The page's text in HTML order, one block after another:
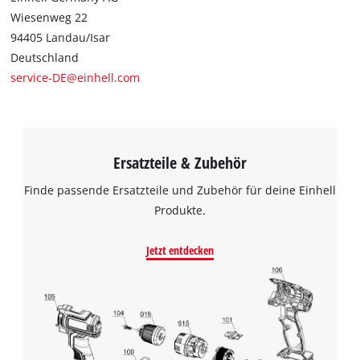
Wiesenweg 22
94405 Landau/Isar
Deutschland
service-DE@einhell.com
Ersatzteile & Zubehör
Finde passende Ersatzteile und Zubehör für deine Einhell
Produkte.
Jetzt entdecken